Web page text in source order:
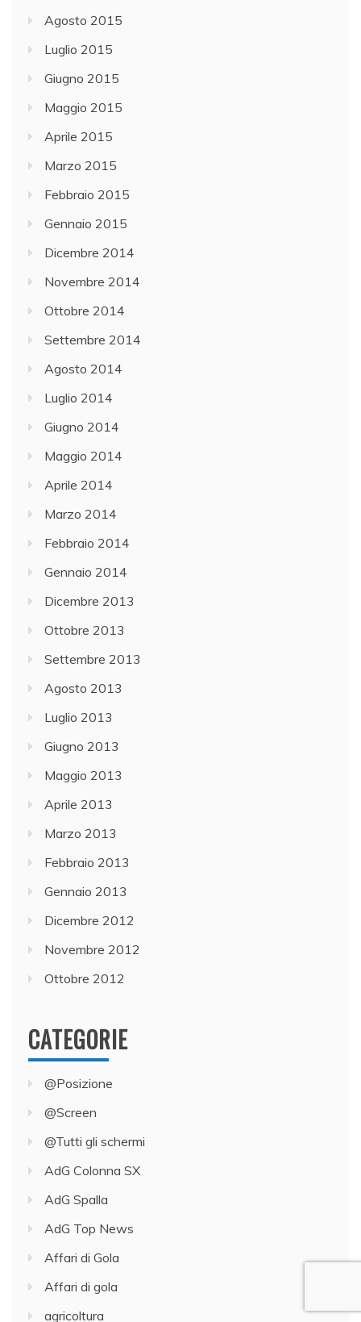
Agosto 2015
Luglio 2015
Giugno 2015
Maggio 2015
Aprile 2015
Marzo 2015
Febbraio 2015
Gennaio 2015
Dicembre 2014
Novembre 2014
Ottobre 2014
Settembre 2014
Agosto 2014
Luglio 2014
Giugno 2014
Maggio 2014
Aprile 2014
Marzo 2014
Febbraio 2014
Gennaio 2014
Dicembre 2013
Ottobre 2013
Settembre 2013
Agosto 2013
Luglio 2013
Giugno 2013
Maggio 2013
Aprile 2013
Marzo 2013
Febbraio 2013
Gennaio 2013
Dicembre 2012
Novembre 2012
Ottobre 2012
CATEGORIE
@Posizione
@Screen
@Tutti gli schermi
AdG Colonna SX
AdG Spalla
AdG Top News
Affari di Gola
Affari di gola
agricoltura